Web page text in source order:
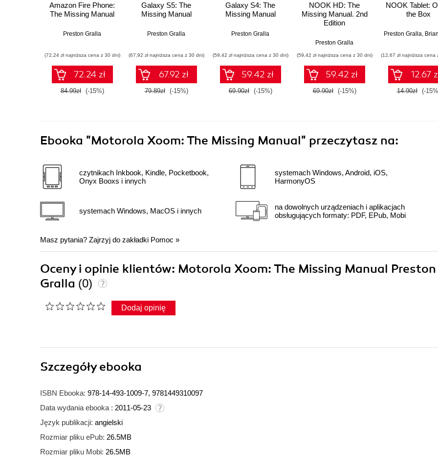
Amazon Fire Phone:
The Missing Manual
Preston Gralla
(72,24 zł najniższa cena z 30 dni)
72.24 zł
84.99zł (-15%)
Galaxy S5: The
Missing Manual
Preston Gralla
(67,92 zł najniższa cena z 30 dni)
67.92 zł
79.89zł (-15%)
Galaxy S4: The
Missing Manual
Preston Gralla
(59,42 zł najniższa cena z 30 dni)
59.42 zł
69.90zł (-15%)
NOOK HD: The
Missing Manual. 2nd
Edition
Preston Gralla
(59,42 zł najniższa cena z 30 dni)
59.42 zł
69.90zł (-15%)
NOOK Tablet:
the Box
Preston Gralla Brian
(12,67 zł najniższa cena
12.67
14.90zł (-
Ebooka "Motorola Xoom: The Missing Manual" przeczytasz na:
czytnikach Inkbook, Kindle, Pocketbook,
Onyx Booxs i innych
systemach Windows, MacOS i innych
systemach Windows, Android, iOS,
HarmonyOS
na dowolnych urządzeniach i aplikacjach
obsługujących formaty: PDF, EPub, Mobi
Masz pytania? Zajrzyj do zakładki Pomoc »
Oceny i opinie klientów: Motorola Xoom: The Missing Manual Preston
Gralla (0)
Dodaj opinię
Szczegółyebooka
ISBN Ebooka: 978-14-493-1009-7, 9781449310097
Data wydania ebooka : 2011-05-23
Język publikacji: angielski
Rozmiar pliku ePub: 26.5MB
Rozmiar pliku Mobi: 26.5MB